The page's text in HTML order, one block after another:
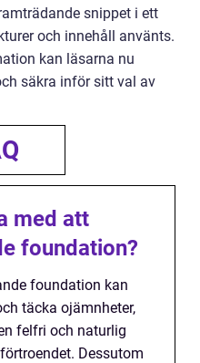
snippet i ett
och innehåll använts.
kan läsarna nu
säkra inför sitt val av
med att
foundation?
foundation kan
täcka ojämnheter,
felfri och naturlig
Dessutom